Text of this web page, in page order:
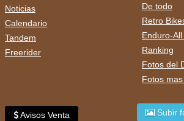
Noticias
Calendario
Tandem
Freerider
De todo
Retro
Enduro-
Ranking
Fotos del
Fotos
Avisos Venta
Subir